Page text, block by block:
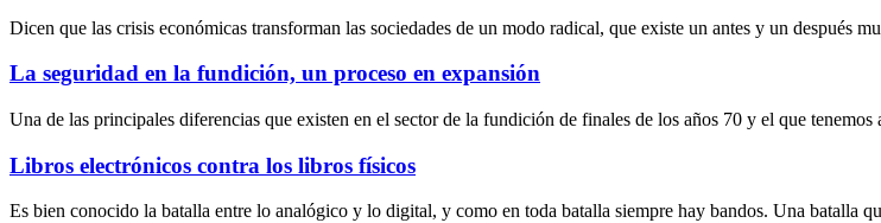
Dicen que las crisis económicas transforman las sociedades de un modo radical, que existe un antes y un después
La seguridad en la fundición, un proceso en expansión
Una de las principales diferencias que existen en el sector de la fundición de finales de los años 70 y el que tenemos
Libros electrónicos contra los libros físicos
Es bien conocido la batalla entre lo analógico y lo digital, y como en toda batalla siempre hay bandos. Una batalla